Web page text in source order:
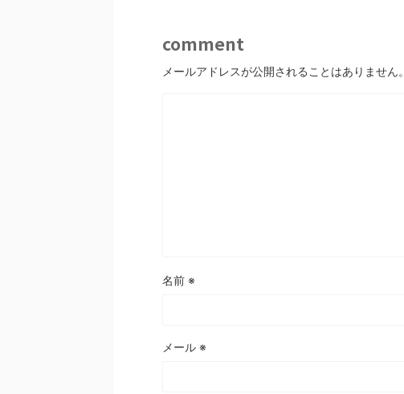
comment
メールアドレスが公開されることはありません。
名前 ※
メール ※